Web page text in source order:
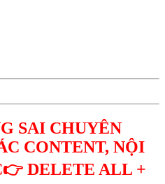
SAI CHUYÊN
CONTENT, NỘI
DELETE ALL +